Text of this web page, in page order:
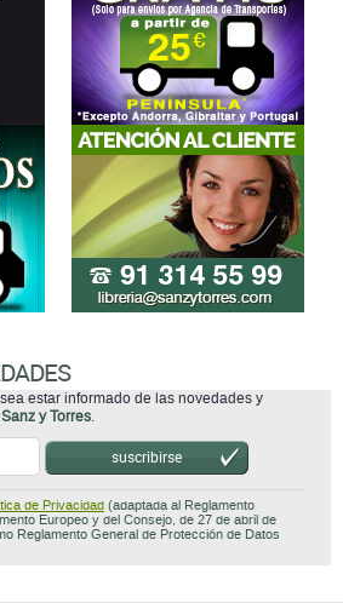
estar informado de las novedades y
Sanz y Torres.
suscribirse
de Privacidad (adaptada al Reglamento
Europeo y del Consejo, de 27 de abril de
Reglamento General de Protección de Datos